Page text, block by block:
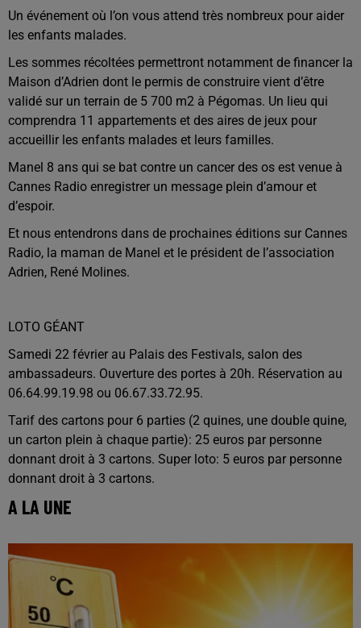
Un événement où l’on vous attend très nombreux pour aider
les enfants malades.
Les sommes récoltées permettront notamment de financer la
Maison d’Adrien dont le permis de construire vient d’être
validé sur un terrain de 5 700 m2 à Pégomas. Un lieu qui
comprendra 11 appartements et des aires de jeux pour
accueillir les enfants malades et leurs familles.
Manel 8 ans qui se bat contre un cancer des os est venue à
Cannes Radio enregistrer un message plein d’amour et
d’espoir.
Et nous entendrons dans de prochaines éditions sur Cannes
Radio, la maman de Manel et le président de l’association
Adrien, René Molines.
LOTO GÉANT
Samedi 22 février au Palais des Festivals, salon des
ambassadeurs. Ouverture des portes à 20h. Réservation au
06.64.99.19.98 ou 06.67.33.72.95.
Tarif des cartons pour 6 parties (2 quines, une double quine,
un carton plein à chaque partie): 25 euros par personne
donnant droit à 3 cartons. Super loto: 5 euros par personne
donnant droit à 3 cartons.
A LA UNE